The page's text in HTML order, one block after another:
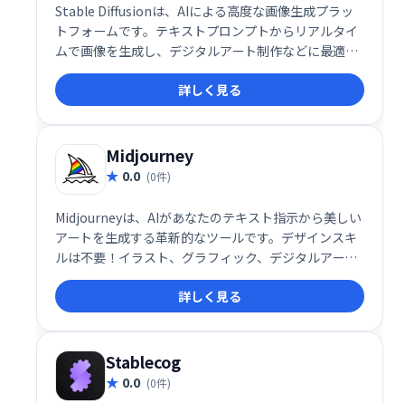
Stable Diffusionは、AIによる高度な画像生成プラッ
トフォームです。テキストプロンプトからリアルタイ
ムで画像を生成し、デジタルアート制作などに最適で
す。オープンソースであるため、高い柔軟性とカスタ
マイズ性を持ち、ユーザー独自の表現を実現できま
す。クリエイティブな表現の可能性を広げる強力なツ
ールです。
詳しく見る
Midjourney
0.0 (0件)
Midjourneyは、AIがあなたのテキスト指示から美しい
アートを生成する革新的なツールです。デザインスキ
ルは不要！イラスト、グラフィック、デジタルアート
などを手軽に制作できます。クリエイティブなプロジ
ェクト、広告、プレゼンテーションなど、様々な用途
で活用可能です。特別な才能やスキルがなくても、想
像力を形にするお手伝いをします。
詳しく見る
Stablecog
0.0 (0件)